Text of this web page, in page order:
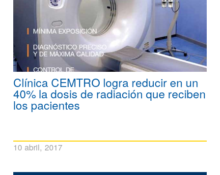
Clínica CEMTRO logra reducir en un
40% la dosis de radiación que reciben
los pacientes
10 abril, 2017